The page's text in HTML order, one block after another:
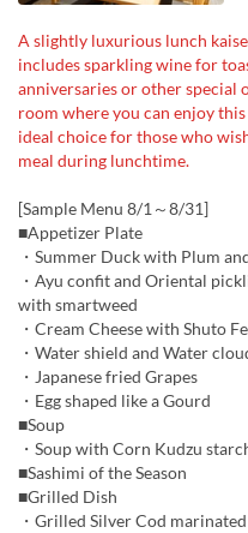
A slightly luxurious lunch
includes sparkling wine for
anniversaries or other special
room where you can enjoy
ideal choice for those who
meal during lunchtime.
[Sample Menu 8/1～8/31]
■Appetizer Plate
・Summer Duck with Plum
・Ayu confit and Oriental
with smartweed
・Cream Cheese with Shuto
・Water shield and Water
・Japanese fried Grapes
・Egg shaped like a Gourd
■Soup
・Soup with Corn Kudzu
■Sashimi of the Season
■Grilled Dish
・Grilled Silver Cod